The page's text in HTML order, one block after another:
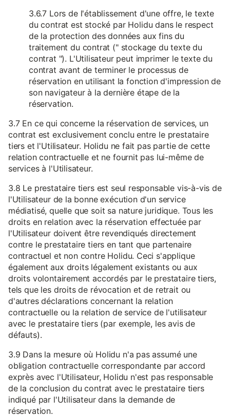
3.6.7 Lors de l'établissement d'une offre, le texte
du contrat est stocké par Holidu dans le respect
de la protection des données aux fins du
traitement du contrat (" stockage du texte du
contrat "). L'Utilisateur peut imprimer le texte du
contrat avant de terminer le processus de
réservation en utilisant la fonction d'impression de
son navigateur à la dernière étape de la
réservation.
3.7 En ce qui concerne la réservation de services, un
contrat est exclusivement conclu entre le prestataire
tiers et l'Utilisateur. Holidu ne fait pas partie de cette
relation contractuelle et ne fournit pas lui-même de
services à l'Utilisateur.
3.8 Le prestataire tiers est seul responsable vis-à-vis de
l'Utilisateur de la bonne exécution d'un service
médiatisé, quelle que soit sa nature juridique. Tous les
droits en relation avec la réservation effectuée par
l'Utilisateur doivent être revendiqués directement
contre le prestataire tiers en tant que partenaire
contractuel et non contre Holidu. Ceci s'applique
également aux droits légalement existants ou aux
droits volontairement accordés par le prestataire tiers,
tels que les droits de révocation et de retrait ou
d'autres déclarations concernant la relation
contractuelle ou la relation de service de l'utilisateur
avec le prestataire tiers (par exemple, les avis de
défauts).
3.9 Dans la mesure où Holidu n'a pas assumé une
obligation contractuelle correspondante par accord
exprès avec l'Utilisateur, Holidu n'est pas responsable
de la conclusion du contrat avec le prestataire tiers
indiqué par l'Utilisateur dans la demande de
réservation.